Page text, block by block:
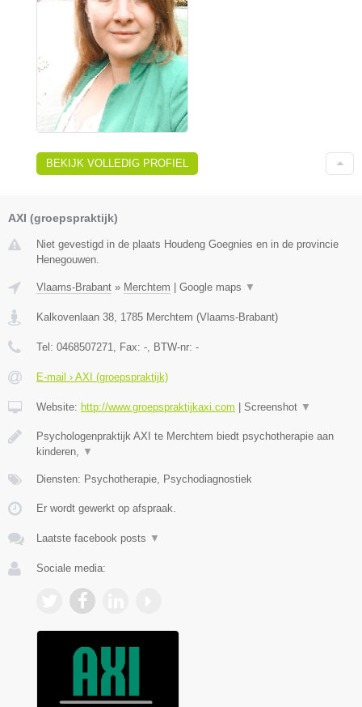
BEKIJK VOLLEDIG PROFIEL
AXI (groepspraktijk)
Niet gevestigd in de plaats Houdeng Goegnies en in de provincie
Henegouwen.
Vlaams-Brabant » Merchtem Google maps ▼
Kalkovenlaan 38 1785 Merchtem (Vlaams-Brabant)
Tel: 0468507271 , Fax: - , BTW-nr: -
E-mail › AXI (groepspraktijk)
Website: http://www.groepspraktijkaxi.com Screenshot ▼
Psychologenpraktijk AXI te Merchtem biedt psychotherapie aan
kinderen,
▼
Diensten: Psychotherapie, Psychodiagnostiek
Er wordt gewerkt op afspraak.
Laatste facebook posts ▼
Sociale media: